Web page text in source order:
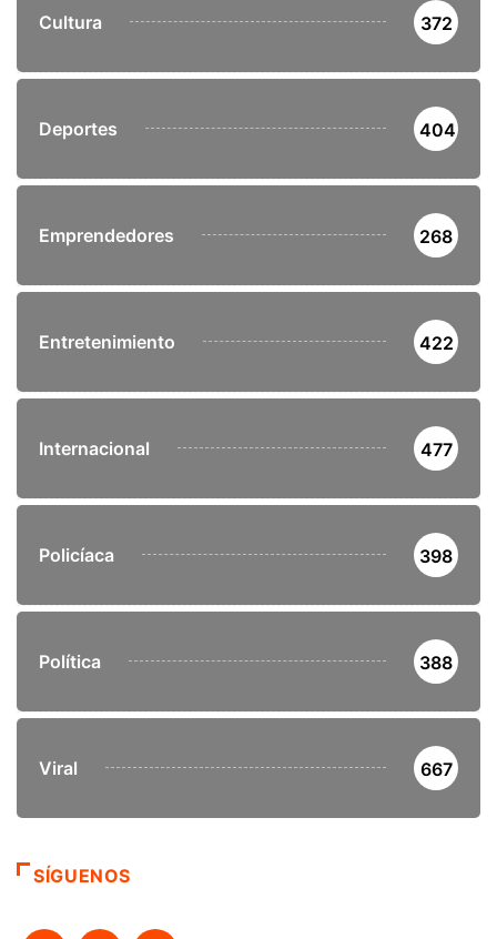
Cultura 372
Deportes 404
Emprendedores 268
Entretenimiento 422
Internacional 477
Policíaca 398
Política 388
Viral 667
SÍGUENOS